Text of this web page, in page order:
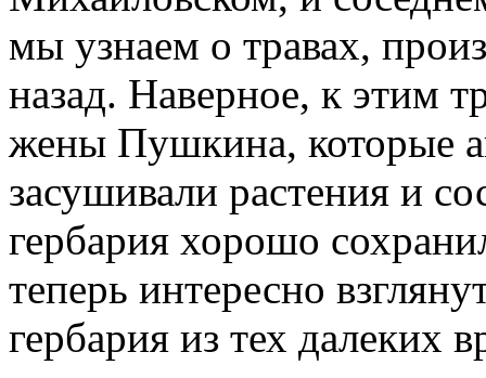
мы узнаем о травах,
назад. Наверное, к этим
жены Пушкина, которые
засушивали растения и
гербария хорошо
теперь интересно
гербария из тех далеких